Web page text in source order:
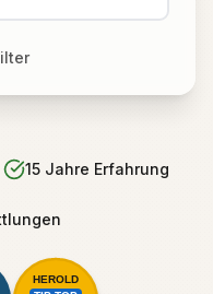
15 Jahre Erfahrung
HEROLD